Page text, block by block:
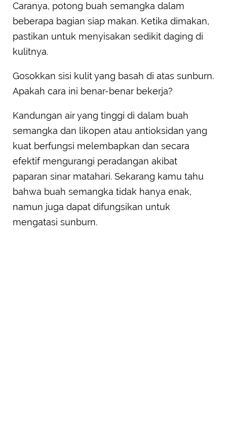
Caranya, potong buah semangka dalam
beberapa bagian siap makan. Ketika dimakan,
pastikan untuk menyisakan sedikit daging di
kulitnya.
Gosokkan sisi kulit yang basah di atas sunburn.
Apakah cara ini benar-benar bekerja?
Kandungan air yang tinggi di dalam buah
semangka dan likopen atau antioksidan yang
kuat berfungsi melembapkan dan secara
efektif mengurangi peradangan akibat
paparan sinar matahari. Sekarang kamu tahu
bahwa buah semangka tidak hanya enak,
namun juga dapat difungsikan untuk
mengatasi sunburn.